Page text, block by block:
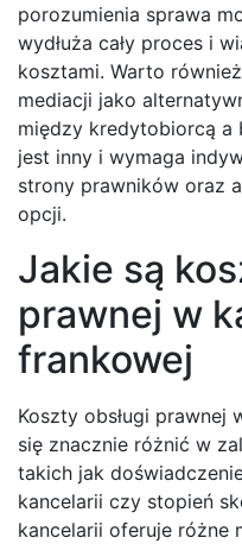
porozumienia sprawa
wydłuża cały proces i
kosztami. Warto
mediacji jako
między kredytobiorcą a
jest inny i wymaga
strony prawników oraz
opcji.
Jakie są
prawnej w
frankowej
Koszty obsługi prawnej
się znacznie różnić w
takich jak
kancelarii czy stopień
kancelarii oferuje różne